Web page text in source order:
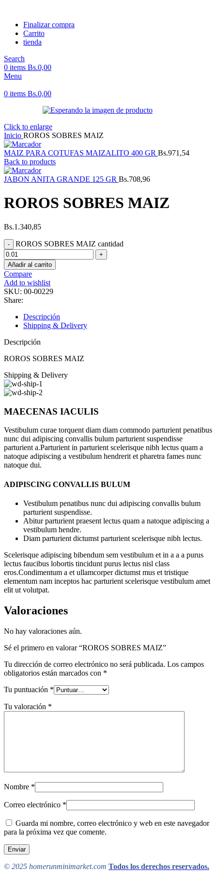
Finalizar compra
Carrito
tienda
Search
0 items Bs.0,00
Menu
0 items Bs.0,00
Click to enlarge
Inicio ROROS SOBRES MAIZ
MAIZ PARA COTUFAS MAIZALITO 400 GR Bs.971,54
Back to products
JABON ANITA GRANDE 125 GR Bs.708,96
ROROS SOBRES MAIZ
Bs.1.340,85
ROROS SOBRES MAIZ cantidad
Añadir al carrito
Compare
Add to wishlist
SKU: 00-00229
Share:
Descripción
Shipping & Delivery
Descripción
ROROS SOBRES MAIZ
Shipping & Delivery
MAECENAS IACULIS
Vestibulum curae torquent diam diam commodo parturient penatibus
nunc dui adipiscing convallis bulum parturient suspendisse
parturient a.Parturient in parturient scelerisque nibh lectus quam a
natoque adipiscing a vestibulum hendrerit et pharetra fames nunc
natoque dui.
ADIPISCING CONVALLIS BULUM
Vestibulum penatibus nunc dui adipiscing convallis bulum
parturient suspendisse.
Abitur parturient praesent lectus quam a natoque adipiscing a
vestibulum hendre.
Diam parturient dictumst parturient scelerisque nibh lectus.
Scelerisque adipiscing bibendum sem vestibulum et in a a a purus
lectus faucibus lobortis tincidunt purus lectus nisl class
eros.Condimentum a et ullamcorper dictumst mus et tristique
elementum nam inceptos hac parturient scelerisque vestibulum amet
elit ut volutpat.
Valoraciones
No hay valoraciones aún.
Sé el primero en valorar “ROROS SOBRES MAIZ”
Tu dirección de correo electrónico no será publicada. Los campos
obligatorios están marcados con *
Tu puntuación *
Tu valoración *
Nombre *
Correo electrónico *
Guarda mi nombre, correo electrónico y web en este navegador
para la próxima vez que comente.
© 2025 homerunminimarket.com Todos los derechos reservados.